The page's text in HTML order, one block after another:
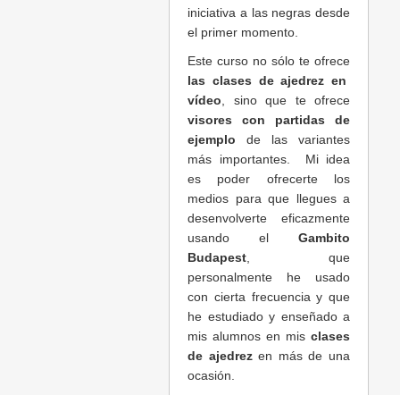
iniciativa a las negras desde
el primer momento.
Este curso no sólo te ofrece
las clases de ajedrez en
vídeo, sino que te ofrece
visores con partidas de
ejemplo de las variantes
más importantes. Mi idea
es poder ofrecerte los
medios para que llegues a
desenvolverte eficazmente
usando el Gambito
Budapest, que
personalmente he usado
con cierta frecuencia y que
he estudiado y enseñado a
mis alumnos en mis clases
de ajedrezen más de una
ocasión.